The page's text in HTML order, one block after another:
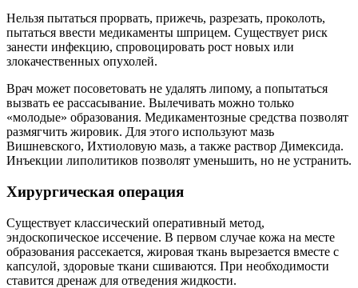
Нельзя пытаться прорвать, прижечь, разрезать, проколоть,
пытаться ввести медикаменты шприцем. Существует риск
занести инфекцию, спровоцировать рост новых или
злокачественных опухолей.
Врач может посоветовать не удалять липому, а попытаться
вызвать ее рассасывание. Вылечивать можно только
«молодые» образования. Медикаментозные средства позволят
размягчить жировик. Для этого используют мазь
Вишневского, Ихтиоловую мазь, а также раствор Димексида.
Инъекции липолитиков позволят уменьшить, но не устранить.
Хирургическая операция
Существует классический оперативный метод,
эндоскопическое иссечение. В первом случае кожа на месте
образования рассекается, жировая ткань вырезается вместе с
капсулой, здоровые ткани сшиваются. При необходимости
ставится дренаж для отведения жидкости.